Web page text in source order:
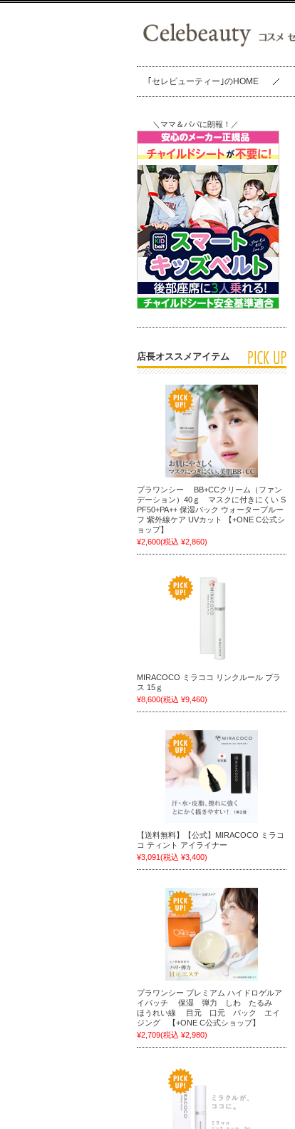
｢セレビューティー｣のHOME
＼ママ＆パパに朗報！／
店長オススメアイテム
プラワンシー BB+CCクリーム（ファン
デーション）40ｇ マスクに付きにくい S
PF50+PA++ 保湿パック ウォータープルー
フ 紫外線ケア UVカット 【+ONE C公式シ
ョップ】
¥2,600(税込 ¥2,860)
MIRACOCO ミラココ リンクルール プラ
ス 15ｇ
¥8,600(税込 ¥9,460)
【送料無料】【公式】MIRACOCO ミラコ
コ ティント アイライナー
¥3,091(税込 ¥3,400)
プラワンシー プレミアム ハイドロゲルア
イパッチ 保湿 弾力 しわ たるみ
ほうれい線 目元 口元 パック エイ
ジング 【+ONE C公式ショップ】
¥2,709(税込 ¥2,980)